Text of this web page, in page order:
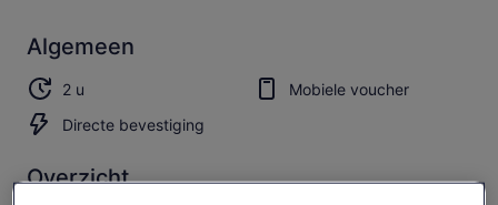
Algemeen
2 u
Mobiele voucher
Directe bevestiging
Overzicht